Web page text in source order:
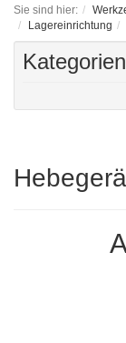
Sie sind hier:
Lagereinrichtung
Kategorien